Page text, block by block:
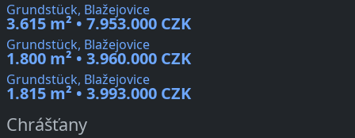
Grundstück, Blažejovice
3.615 m² • 7.953.000 CZK
Grundstück, Blažejovice
1.800 m² • 3.960.000 CZK
Grundstück, Blažejovice
1.815 m² • 3.993.000 CZK
Chrášťany